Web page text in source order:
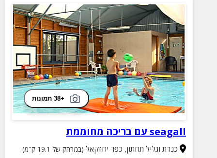
+38 תמונות
seagall עם בריכה מחוממת
כנרת וגליל תחתון, כפר יחזקאל (במרחק של 19.1 ק"מ)